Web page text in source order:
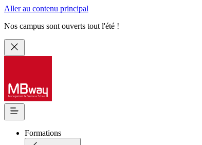
Aller au contenu principal
Nos campus sont ouverts tout l'été !
Formations